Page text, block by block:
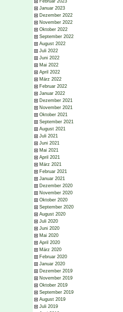
Februar 2023
Januar 2023
Dezember 2022
November 2022
Oktober 2022
September 2022
August 2022
Juli 2022
Juni 2022
Mai 2022
April 2022
März 2022
Februar 2022
Januar 2022
Dezember 2021
November 2021
Oktober 2021
September 2021
August 2021
Juli 2021
Juni 2021
Mai 2021
April 2021
März 2021
Februar 2021
Januar 2021
Dezember 2020
November 2020
Oktober 2020
September 2020
August 2020
Juli 2020
Juni 2020
Mai 2020
April 2020
März 2020
Februar 2020
Januar 2020
Dezember 2019
November 2019
Oktober 2019
September 2019
August 2019
Juli 2019